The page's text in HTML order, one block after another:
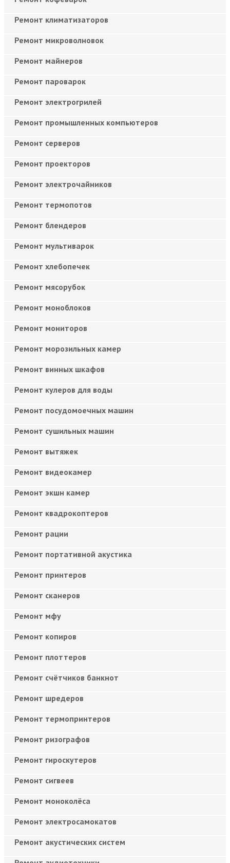
Ремонт климатизаторов
Ремонт микроволновок
Ремонт майнеров
Ремонт пароварок
Ремонт электрогрилей
Ремонт промышленных компьютеров
Ремонт серверов
Ремонт проекторов
Ремонт электрочайников
Ремонт термопотов
Ремонт блендеров
Ремонт мультиварок
Ремонт хлебопечек
Ремонт мясорубок
Ремонт моноблоков
Ремонт мониторов
Ремонт морозильных камер
Ремонт винных шкафов
Ремонт кулеров для воды
Ремонт посудомоечных машин
Ремонт сушильных машин
Ремонт вытяжек
Ремонт видеокамер
Ремонт экшн камер
Ремонт квадрокоптеров
Ремонт рации
Ремонт портативной акустика
Ремонт принтеров
Ремонт сканеров
Ремонт мфу
Ремонт копиров
Ремонт плоттеров
Ремонт счётчиков банкнот
Ремонт шредеров
Ремонт термопринтеров
Ремонт ризографов
Ремонт гироскутеров
Ремонт сигвеев
Ремонт моноколёса
Ремонт электросамокатов
Ремонт акустических систем